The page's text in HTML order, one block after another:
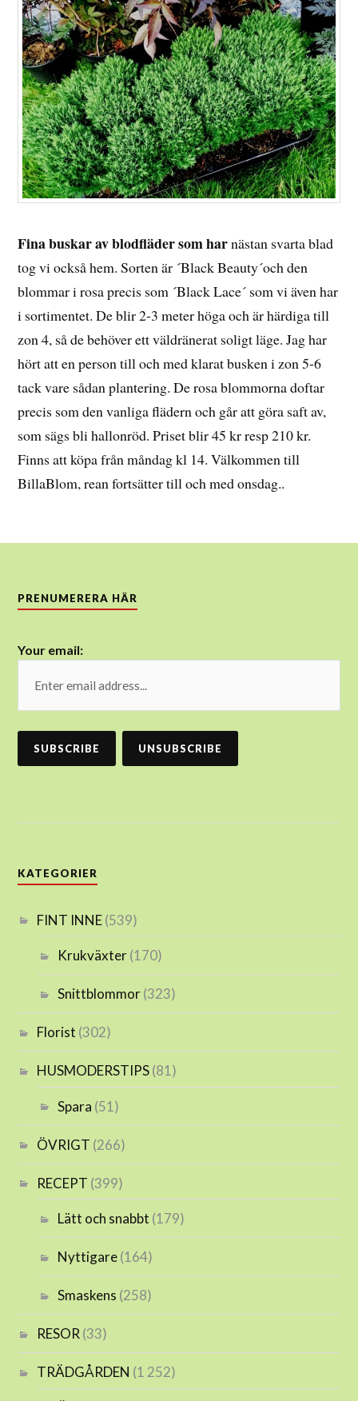
Fina buskar av blodfläder som harnästan svarta blad
tog vi också hem. Sorten är ´Black Beauty´och den
blommar i rosa precis som ´Black Lace´ som vi även har
i sortimentet. De blir 2-3 meter höga och är härdiga till
zon 4, så de behöver ett väldränerat soligt läge. Jag har
hört att en person till och med klarat busken i zon 5-6
tack vare sådan plantering. De rosa blommorna doftar
precis som den vanliga flädern och går att göra saft av,
som sägs bli hallonröd. Priset blir 45 kr resp 210 kr.
Finns att köpa från måndag kl 14. Välkommen till
BillaBlom, rean fortsätter till och med onsdag..
PRENUMERERA HÄR
Your email:
KATEGORIER
FINT INNE(539)
Krukväxter(170)
Snittblommor(323)
Florist (302)
HUSMODERSTIPS(81)
Spara (51)
ÖVRIGT (266)
RECEPT (399)
Lätt och snabbt (179)
Nyttigare(164)
Smaskens (258)
RESOR (33)
TRÄDGÅRDEN (1 252)